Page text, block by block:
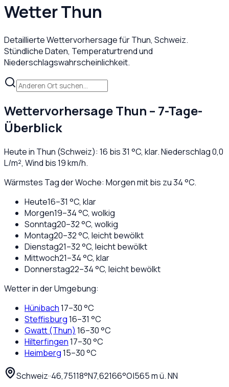
WetterThun
Detaillierte Wettervorhersage fürThun, Schweiz.
Stündliche Daten, Temperaturtrend und
Niederschlagswahrscheinlichkeit.
WettervorhersageThun – 7-Tage-
Überblick
Heute in Thun (Schweiz): 16 bis31 °C, klar. Niederschlag0,0
L/m², Wind bis19km/h.
Wärmstes Tag der Woche: Morgen mit bis zu 34 °C.
Heute16–31 °C, klar
Morgen19–34°C, wolkig
Sonntag20–32°C, wolkig
Montag20–32°C, leicht bewölkt
Dienstag21–32°C, leicht bewölkt
Mittwoch21–34°C, klar
Donnerstag22–34°C, leicht bewölkt
Wetter in der Umgebung:
Hünibach17–30°C
Steffisburg16–31 °C
Gwatt (Thun) 16–30°C
Hilterfingen17–30°C
Heimberg15–30°C
Schweiz··46,75118°N7,62166°O|565m ü. NN